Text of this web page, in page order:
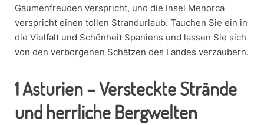
Gaumenfreuden verspricht, und die Insel Menorca
verspricht einen tollen Strandurlaub. Tauchen Sie ein in
die Vielfalt und Schönheit Spaniens und lassen Sie sich
von den verborgenen Schätzen des Landes verzaubern.
1Asturien – Versteckte Strände
und herrliche Bergwelten